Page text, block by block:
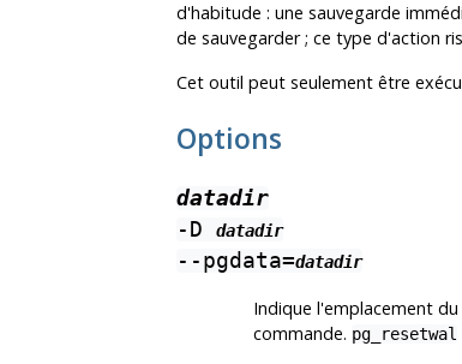
d'habitude : une sauvegarde
de sauvegarder ; ce type d'action
Cet outil peut seulement être
Options
datadir
-D
datadir
--pgdata=datadir
Indique l'emplacement
commande. pg_resetwal